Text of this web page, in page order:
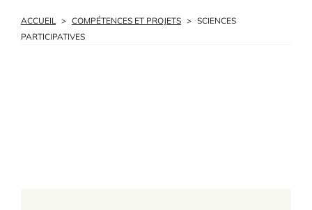
ACCUEIL > COMPÉTENCES ET PROJETS > SCIENCES
PARTICIPATIVES